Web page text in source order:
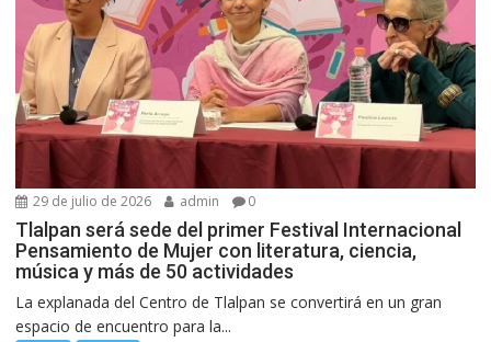
29 de julio de 2026 admin 0
Tlalpan será sede del primer Festival Internacional
Pensamiento de Mujer con literatura, ciencia,
música y más de 50 actividades
La explanada del Centro de Tlalpan se convertirá en un gran
espacio de encuentro para la...